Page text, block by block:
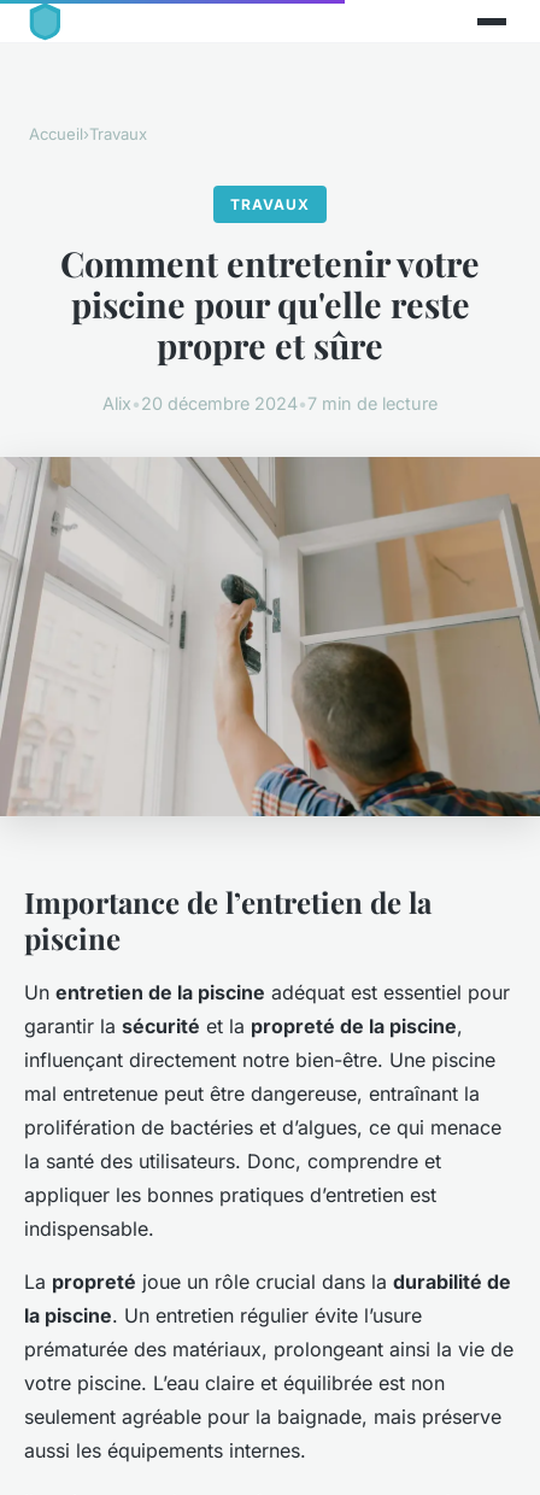
Accueil›Travaux
TRAVAUX
Comment entretenir votre
piscine pour qu'elle reste
propre et sûre
Alix•20 décembre 2024•7 min de lecture
Importance de l’entretien de la
piscine
Un entretien de la piscine adéquat est essentiel pour
garantir la sécurité et la propreté de la piscine,
influençant directement notre bien-être. Une piscine
mal entretenue peut être dangereuse, entraînant la
prolifération de bactéries et d’algues, ce qui menace
la santé des utilisateurs. Donc, comprendre et
appliquer les bonnes pratiques d’entretien est
indispensable.
La propreté joue un rôle crucial dans la durabilité de
la piscine. Un entretien régulier évite l’usure
prématurée des matériaux, prolongeant ainsi la vie de
votre piscine. L’eau claire et équilibrée est non
seulement agréable pour la baignade, mais préserve
aussi les équipements internes.